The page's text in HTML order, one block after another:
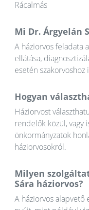
Rácalmás
Mi Dr. Árgyelán
A háziorvos feladata
ellátása,
esetén szakorvoshoz
Hogyan
Háziorvost
rendelők közül, vagy
önkormányzatok
háziorvosokról.
Milyen
Sára háziorvos?
A háziorvos alapvető